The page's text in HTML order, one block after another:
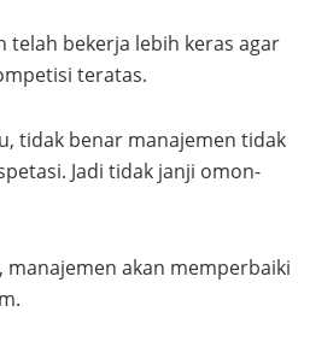
telah bekerja lebih keras agar
teratas.
tidak benar manajemen tidak
Jadi tidak janji omon-
akan memperbaiki